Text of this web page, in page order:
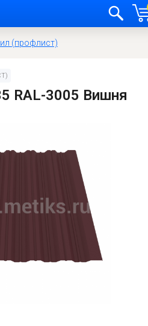
(профлист)
RAL-3005 Вишня